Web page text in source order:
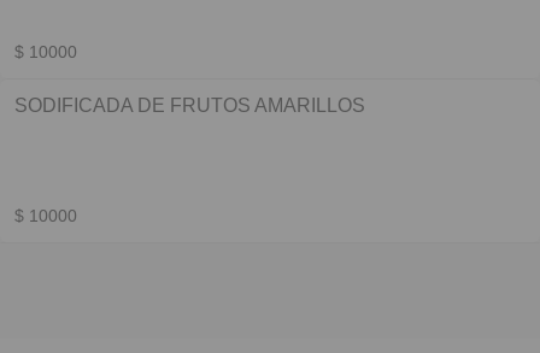
$ 10000
SODIFICADA DE FRUTOS AMARILLOS
$ 10000